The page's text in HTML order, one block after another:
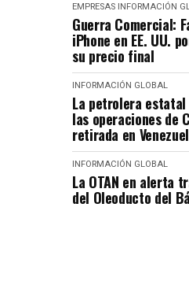
EMPRESAS INFORMACIÓN
Guerra Comercial:
iPhone en EE. UU.
su precio final
INFORMACIÓN GLOBAL
La petrolera estatal
las operaciones de
retirada en
INFORMACIÓN GLOBAL
La OTAN en alerta
del Oleoducto del